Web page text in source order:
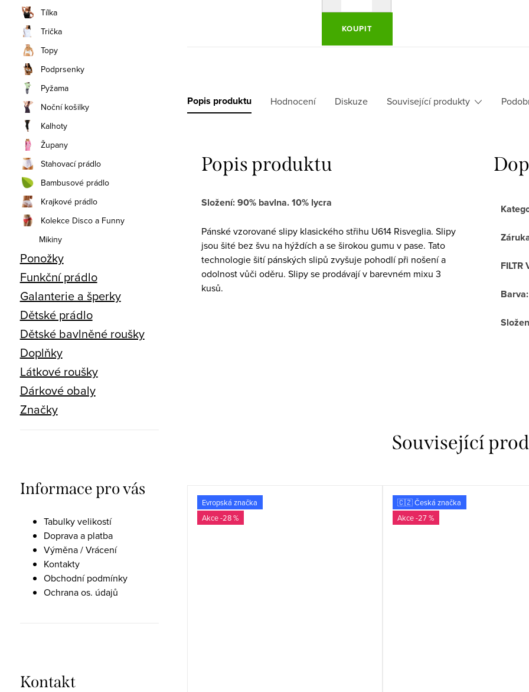
Tílka
Trička
Topy
Podprsenky
Pyžama
Noční košilky
Kalhoty
Župany
Stahovací prádlo
Bambusové prádlo
Krajkové prádlo
Kolekce Disco a Funny
Mikiny
Ponožky
Funkční prádlo
Galanterie a šperky
Dětské prádlo
Dětské bavlněné roušky
Doplňky
Látkové roušky
Dárkové obaly
Značky
Informace pro vás
Tabulky velikostí
Doprava a platba
Výměna / Vrácení
Kontakty
Obchodní podmínky
Ochrana os. údajů
Kontakt
KOUPIT
Popis produktu Hodnocení Diskuze Související produkty
Popis produktu
Složení: 90% bavlna. 10% lycra
Pánské vzorované slipy klasického střihu U614 Risveglia. Slipy
jsou šité bez švu na hýždích a se širokou gumu v pase. Tato
technologie šití pánských slipů zvyšuje pohodlí při nošení a
odolnost vůči oděru. Slipy se prodávají v barevném mixu 3
kusů.
FILTR
Barva:
Související
Evropská značka
-28 %
🇨🇿 Česká značka
-27 %